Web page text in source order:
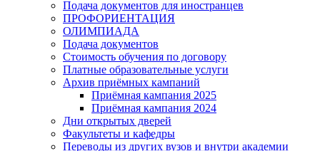
Подача документов для иностранцев
ПРОФОРИЕНТАЦИЯ
ОЛИМПИАДА
Подача документов
Стоимость обучения по договору
Платные образовательные услуги
Архив приёмных кампаний
Приёмная кампания 2025
Приёмная кампания 2024
Дни открытых дверей
Факультеты и кафедры
Переводы из других вузов и внутри академии